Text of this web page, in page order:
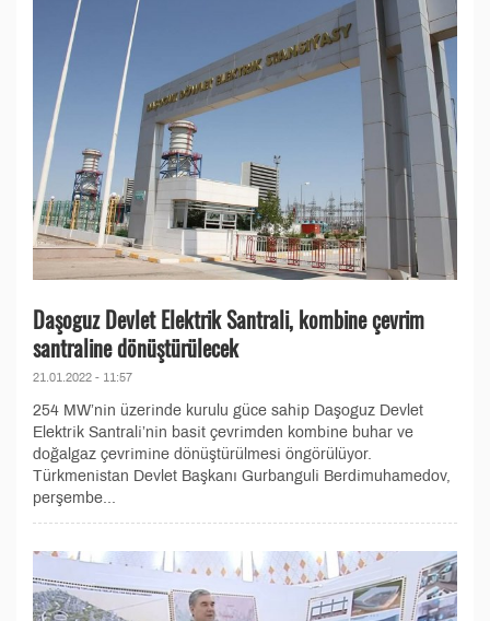
Daşoguz Devlet Elektrik Santrali, kombine çevrim
santraline dönüştürülecek
21.01.2022 - 11:57
254 MW’nin üzerinde kurulu güce sahip Daşoguz Devlet
Elektrik Santrali’nin basit çevrimden kombine buhar ve
doğalgaz çevrimine dönüştürülmesi öngörülüyor.
Türkmenistan Devlet Başkanı Gurbanguli Berdimuhamedov,
perşembe...